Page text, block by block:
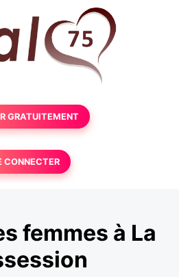
GRATUITEMENT
CONNECTER
femmes à La